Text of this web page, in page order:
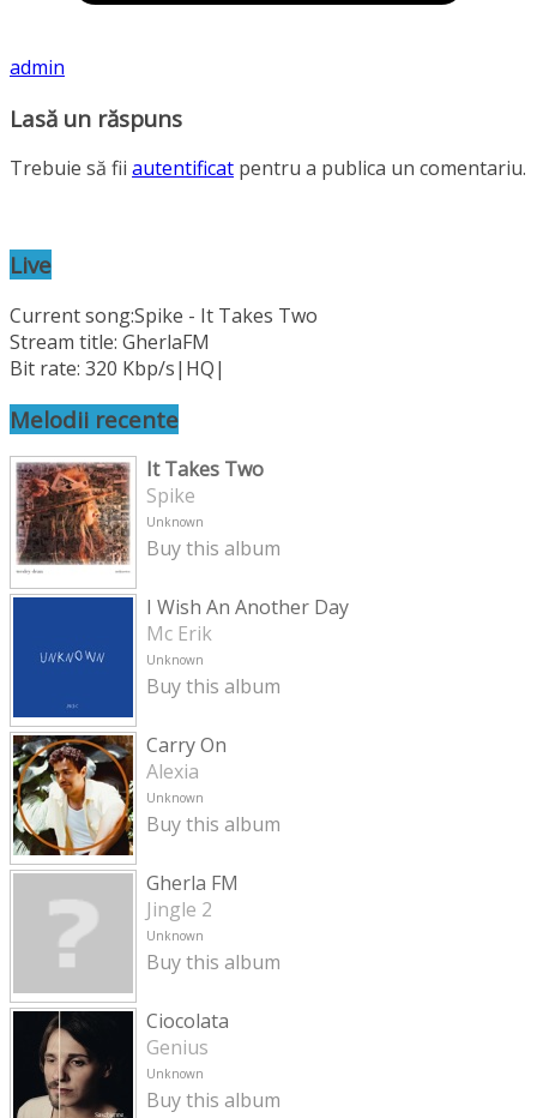
admin
Lasă un răspuns
Trebuie să fii autentificat pentru a publica un comentariu.
Live
Current song:Spike - It Takes Two
Stream title: GherlaFM
Bit rate: 320 Kbp/s|HQ|
Melodii recente
It Takes Two
Spike
Unknown
Buy this album
I Wish An Another Day
Mc Erik
Unknown
Buy this album
Carry On
Alexia
Unknown
Buy this album
Gherla FM
Jingle 2
Unknown
Buy this album
Ciocolata
Genius
Unknown
Buy this album